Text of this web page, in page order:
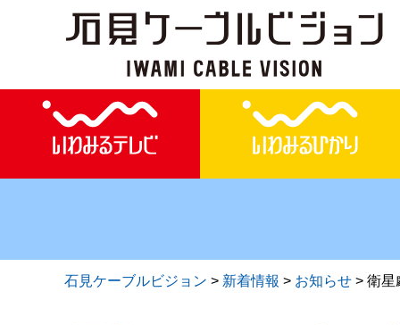
石見ケーブルビジョン > 新着情報 > お知らせ > 衛星